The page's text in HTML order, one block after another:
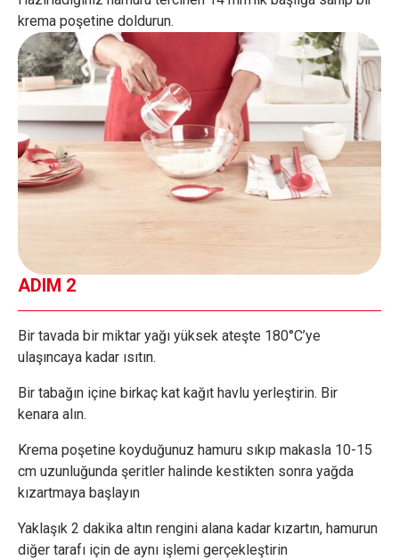
krema poşetine doldurun.
ADIM 2
Bir tavada bir miktar yağı yüksek ateşte 180°C’ye
ulaşıncaya kadar ısıtın.
Bir tabağın içine birkaç kat kağıt havlu yerleştirin. Bir
kenara alın.
Krema poşetine koyduğunuz hamuru sıkıp makasla 10-15
cm uzunluğunda şeritler halinde kestikten sonra yağda
kızartmaya başlayın
Yaklaşık 2 dakika altın rengini alana kadar kızartın, hamurun
diğer tarafı için de aynı işlemi gerçekleştirin